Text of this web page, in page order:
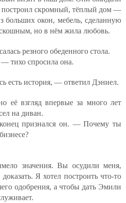
построил скромный, тёплый дом —
больших окон, мебель, сделанную
но в нём жила любовь.
резного обеденного стола.
тихо спросила она.
есть история, — ответил Дэниел.
её взгляд впервые за много лет
на диван.
признался он. — Почему ты
значения. Вы осудили меня,
Я хотел построить что-то
одобрения, а чтобы дать Эмили